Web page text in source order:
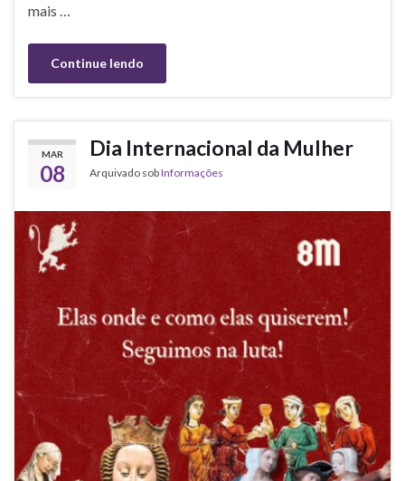
mais …
Continue lendo
MAR
08
Dia Internacional da Mulher
Arquivado sobInformações